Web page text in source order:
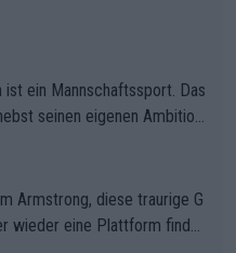
ist ein Mannschaftssport. Das
eigenen Ambition
und konkret am Erf
anzurechnen. Das ist ein Zei
Armstrong, diese traurige G
wieder eine Plattform finde